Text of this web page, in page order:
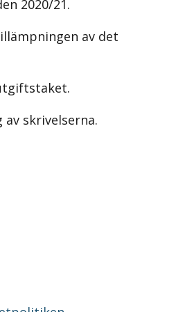
2020/21.
av det
skrivelserna.